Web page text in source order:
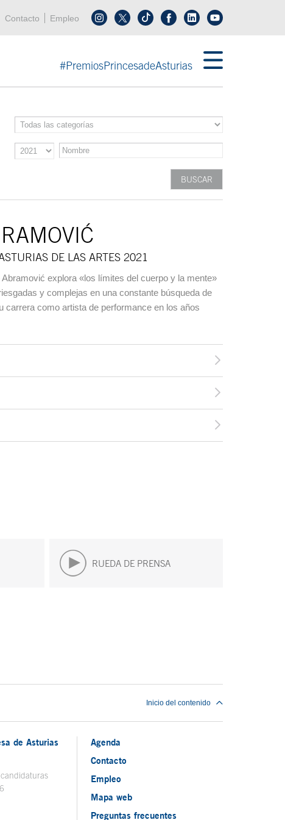
Menú cabecera
Contacto Empleo Síguenos en tiktokSíguenos en linkedin
#PremiosPrincesadeAsturias
DE LAS ARTES 2021
explora «los límites del cuerpo y la mente»
y complejas en una constante búsqueda de
carrera como artista de performance en los años
RUEDA DE PRENSA
Inicio del contenido
de Asturias
Agenda
Contacto
Empleo
Mapa web
Preguntas frecuentes